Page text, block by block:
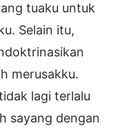
tuaku untuk
Selain itu,
merusakku.
lagi terlalu
sayang dengan